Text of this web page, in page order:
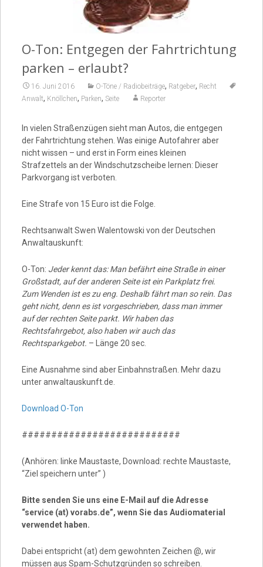
O-Ton: Entgegen der Fahrtrichtung
parken – erlaubt?
16. Juni 2016 O-Töne / Radiobeiträge, Ratgeber, Recht
Anwalt, Knöllchen, Parken, Seite Reporter
In vielen Straßenzügen sieht man Autos, die entgegen
der Fahrtrichtung stehen. Was einige Autofahrer aber
nicht wissen – und erst in Form eines kleinen
Strafzettels an der Windschutzscheibe lernen: Dieser
Parkvorgang ist verboten.
Eine Strafe von 15 Euro ist die Folge.
Rechtsanwalt Swen Walentowski von der Deutschen
Anwaltauskunft:
O-Ton: Jeder kennt das: Man befährt eine Straße in einer
Großstadt, auf der anderen Seite ist ein Parkplatz frei.
Zum Wenden ist es zu eng. Deshalb fährt man so rein. Das
geht nicht, denn es ist vorgeschrieben, dass man immer
auf der rechten Seite parkt. Wir haben das
Rechtsfahrgebot, also haben wir auch das
Rechtsparkgebot. – Länge 20 sec.
Eine Ausnahme sind aber Einbahnstraßen. Mehr dazu
unter anwaltauskunft.de.
Download O-Ton
###########################
(Anhören: linke Maustaste, Download: rechte Maustaste,
“Ziel speichern unter” )
Bitte senden Sie uns eine E-Mail auf die Adresse
“service (at) vorabs.de”, wenn Sie das Audiomaterial
verwendet haben.
Dabei entspricht (at) dem gewohnten Zeichen @, wir
müssen aus Spam-Schutzgründen so schreiben.